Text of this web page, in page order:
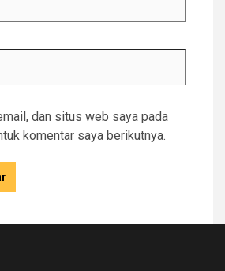
dan situs web saya pada
komentar saya berikutnya.